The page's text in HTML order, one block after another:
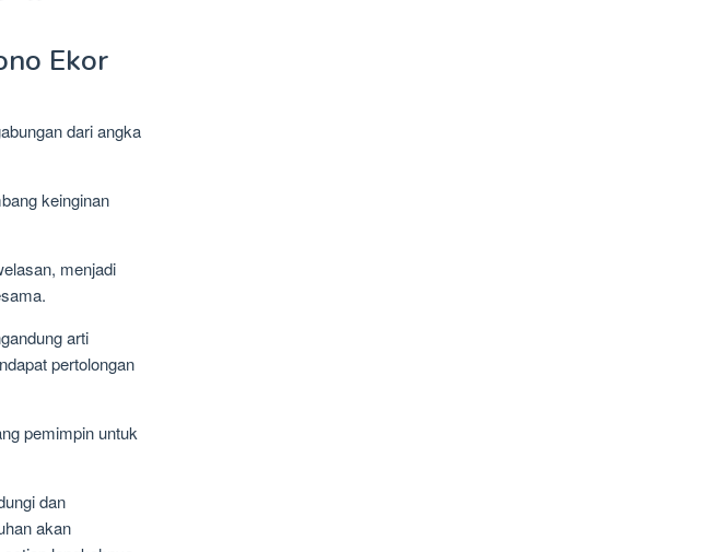
Ekor
dari angka
keinginan
menjadi
arti
pertolongan
pemimpin untuk
dan
akan